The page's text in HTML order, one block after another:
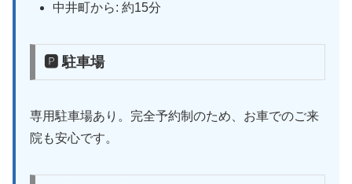
中井町から: 約15分
🅿 駐車場
専用駐車場あり。完全予約制のため、お車でのご来
院も安心です。